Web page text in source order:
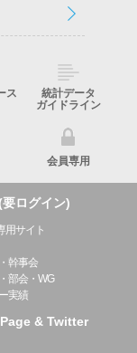
ス
統計データ
ガイドライン
会員専用
ログイン)
用サイト
幹事会
部会・WG
実績
& Twitter